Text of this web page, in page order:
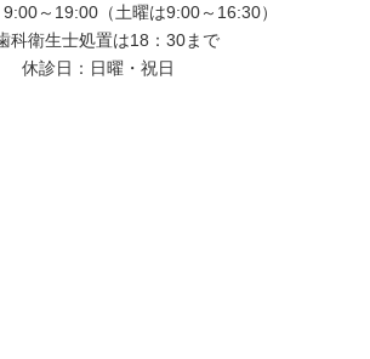
～19:00（土曜は9:00～16:30）
科衛生士処置は18：30まで
休診日：日曜・祝日